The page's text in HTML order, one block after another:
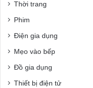
Thời trang
Phim
Điện gia dụng
Mẹo vào bếp
Đồ gia dụng
Thiết bị điện tử